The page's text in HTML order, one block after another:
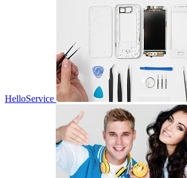
HelloService